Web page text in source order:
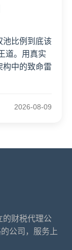
池比例到底该
道。用真实
构中的致命雷
2026-08-09
的财税代理公
公司，服务上